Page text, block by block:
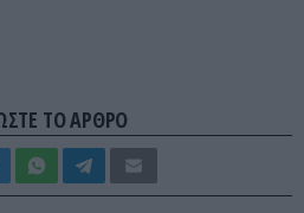
ΤΟ ΑΡΘΡΟ